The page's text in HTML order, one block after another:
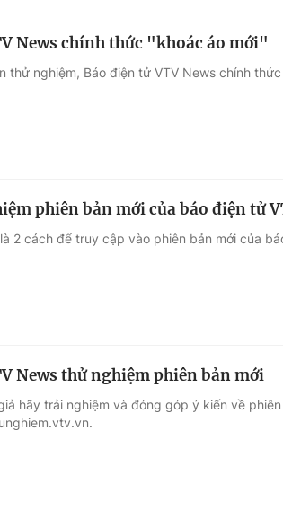
News chính thức "khoác áo mới"
thử nghiệm, Báo điện tử VTV News chính
phiên bản mới của báo điện tử
2 cách để truy cập vào phiên bản mới của
News thử nghiệm phiên bản mới
hãy trải nghiệm và đóng góp ý kiến về